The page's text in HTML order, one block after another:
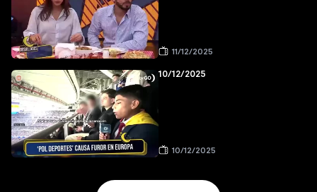
11/12/2025
10/12/2025
10/12/2025